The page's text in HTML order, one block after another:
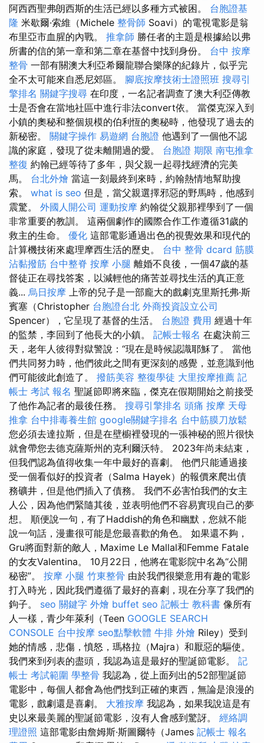
阿西西聖弗朗西斯的生活已經以多種方式被困。 台胞證基
隆 米歇爾·索維（Michele 整骨師 Soavi）的電視電影是翁
布里亞市血腥的內戰。 推拿師 勝任者的主題是根據給以弗
所書的信的第一章和第二章在基督中找到身份。 台中 按摩
整骨 一部有關澳大利亞希爾龍聯合樂隊的紀錄片，似乎完
全不太可能來自悉尼郊區。 腳底按摩技術士證照班 搜尋引
擎排名 關鍵字搜尋 在印度，一名記者調查了澳大利亞傳教
士是否會在當地社區中進行非法convert依。 當傑克深入到
小鎮的奧秘和整個規模的伯利恆的奧秘時，他發現了過去的
新秘密。 關鍵字操作 易遊網 台胞證 他遇到了一個他不認
識的家庭，發現了從未離開過的愛。 台胞證 期限 南屯推拿
整復 約翰已經等待了多年，與父親一起尋找經濟的完美
馬。 台北外燴 當這一刻最終到來時，約翰熱情地幫助搜
索。 what is seo 但是，當父親選擇邪惡的野馬時，他感到
震驚。 外國人開公司 運動按摩 約翰從父親那裡學到了一個
非常重要的教訓。 這兩個劇作的國際合作工作遵循31歲的
救主的生命。 優化 這部電影通過出色的視覺效果和現代的
計算機技術來處理摩西生活的歷史。 台中 整骨 dcard 筋膜
沾黏撥筋 台中整脊 按摩 小腿 離婚不良後，一個47歲的基
督徒正在尋找答案，以減輕他的痛苦並尋找生活的真正意
義... 烏日按摩 上帝的兒子是一部龐大的戲劇克里斯托弗·斯
賓塞（Christopher 台胞證台北 外商投資設立公司
Spencer），它呈現了基督的生活。 台胞證 費用 經過十年
的監禁，李回到了他長大的小鎮。 記帳士報名 在處決前三
天，老年人彼得對獄警說：“現在是時候認識耶穌了。 當他
們共同努力時，他們彼此之間有更深刻的感覺，並意識到他
們可能彼此創造了。 撥筋美容 整復學徒 大里按摩推薦 記
帳士 考試 報名 聖誕節即將來臨，傑克在假期開始之前接受
了他作為記者的最後任務。 搜尋引擎排名 頭痛 按摩 天母
推拿 台中排毒養生館 google關鍵字排名 台中筋膜刀放鬆
您必須去達拉斯，但是在壁櫥裡發現的一張神秘的照片很快
就會帶您去德克薩斯州的克利爾沃特。 2023年尚未結束，
但我們認為值得收集一年中最好的喜劇。 他們只能通過接
受一個看似好的投資者（Salma Hayek）的報價來爬出債
務礦井，但是他們插入了債務。 我們不必害怕我們的女主
人公，因為他們緊隨其後，並表明他們不容易實現自己的夢
想。 順便說一句，有了Haddish的角色和幽默，您就不能
說一句話，漫畫很可能是您最喜歡的角色。 如果還不夠，
Gru將面對新的敵人，Maxime Le Mallal和Femme Fatale
的女友Valentina。 10月22日，他將在電影院中名為“公開
秘密”。 按摩 小腿 竹東整骨 由於我們很樂意用有趣的電影
打入時光，因此我們遵循了最好的喜劇，現在分享了我們的
鉤子。 seo 關鍵字 外燴 buffet seo 記帳士 教科書 像所有
人一樣，青少年萊利（Teen GOOGLE SEARCH
CONSOLE 台中按摩 seo點擊軟體 牛排 外燴 Riley）受到
她的情感，悲傷，憤怒，瑪格拉（Majra）和厭惡的驅使。
我們來到列表的盡頭，我認為這是最好的聖誕節電影。 記
帳士 考試範圍 學整骨 我認為，從上面列出的52部聖誕節
電影中，每個人都會為他們找到正確的東西，無論是浪漫的
電影，戲劇還是喜劇。 大雅按摩 我認為，如果我說這是有
史以來最美麗的聖誕節電影，沒有人會感到驚訝。 經絡調
理證照 這部電影由詹姆斯·斯圖爾特（James 記帳士 報名